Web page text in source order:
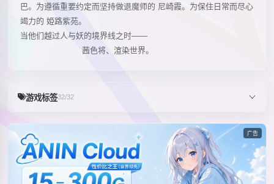
巴。为遵循重要约定而坚持做退魔师的 尼崎霞。为保住日常而尽心
竭力的 姫路紫苑。
当他们越过人与妖的境界线之时——
茜色将、渲染世界。
游戏标签32/32
广告